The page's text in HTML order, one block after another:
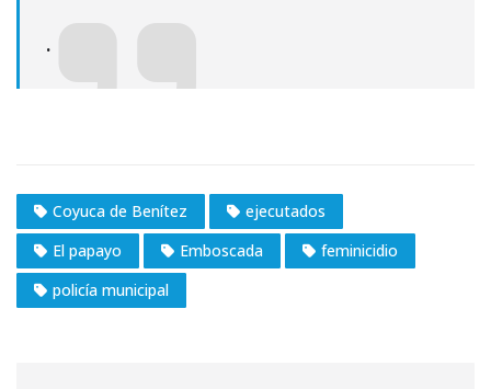
.
Coyuca de Benítez
ejecutados
El papayo
Emboscada
feminicidio
policía municipal